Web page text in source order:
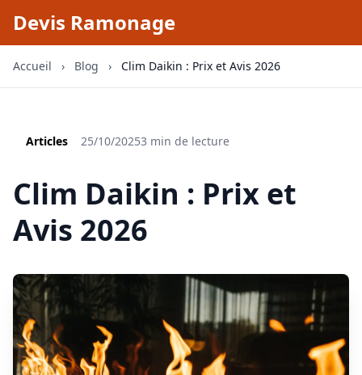
Devis Ramonage
Accueil › Blog › Clim Daikin : Prix et Avis 2026
Articles 25/10/20253 min de lecture
Clim Daikin : Prix et
Avis 2026